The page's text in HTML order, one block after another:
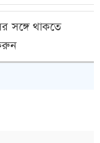
সঙ্গে থাকতে